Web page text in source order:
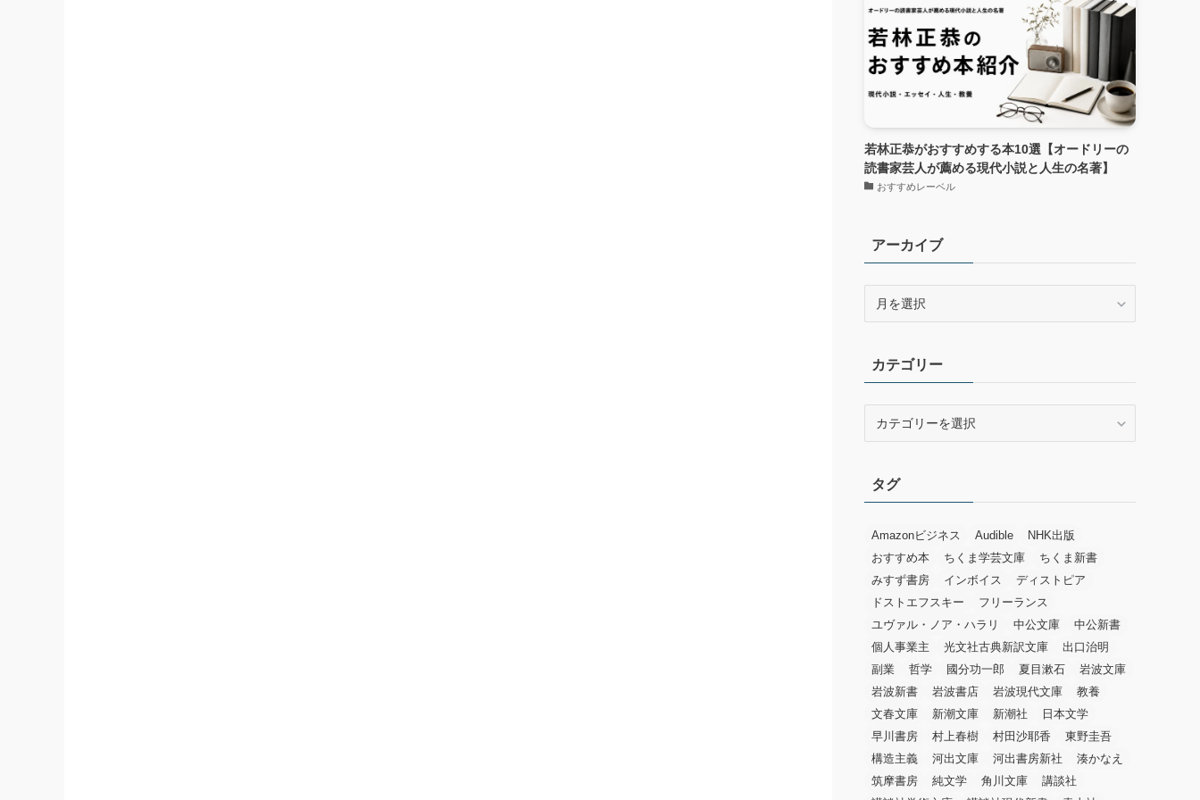
若林正恭がおすすめする本10選【オードリーの
読書家芸人が薦める現代小説と人生の名著】
おすすめレーベル
アーカイブ
ブカテゴリー
ータグ
Amazonビジネス Audible
NHK出版
おすすめ本
ちくま学芸文庫
ちくま新書
みすず書房
インボイス
ディストピア
ドストエフスキー
フリーランス
ユヴァル・ノア・ハラリ
中公文庫
中公新書
個人事業主
光文社古典新訳文庫
出口治明
副業
哲学 國分功一郎 夏目漱石
岩波文庫
岩波新書
岩波書店 岩波現代文庫
教養
文春文庫
新潮文庫 新潮社
日本文学
早川書房
村上春樹 村田沙耶香
東野圭吾
構造主義
河出文庫 河出書房新社
湊かなえ
筑摩書房
純文学 角川文庫
講談社